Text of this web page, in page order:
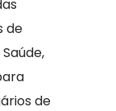
de
de